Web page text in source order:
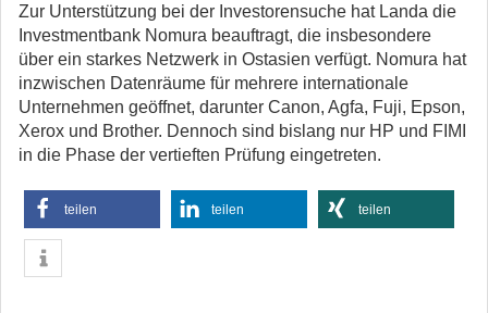
Zur Unterstützung bei der Investorensuche hat Landa die
Investmentbank Nomura beauftragt, die insbesondere
über ein starkes Netzwerk in Ostasien verfügt. Nomura hat
inzwischen Datenräume für mehrere internationale
Unternehmen geöffnet, darunter Canon, Agfa, Fuji, Epson,
Xerox und Brother. Dennoch sind bislang nur HP und FIMI
in die Phase der vertieften Prüfung eingetreten.
teilen teilen teilen